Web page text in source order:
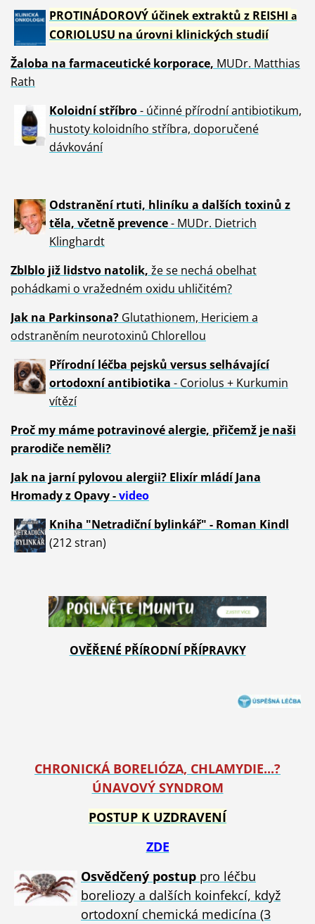
PROTINÁDOROVÝ účinek extraktů z REISHI a
CORIOLUSU na úrovni klinických studií
Žaloba na farmaceutické korporace, MUDr. Matthias
Rath
Koloidní stříbro- účinné přírodní antibiotikum,
hustoty koloidního stříbra, doporučené
dávkování
Odstranění rtuti, hliníku a dalších toxinů z
těla, včetně prevence- MUDr. Dietrich
Klinghardt
Zblblo již lidstvo natolik, že se nechá obelhat
pohádkami o vražedném oxidu uhličitém?
Jak na Parkinsona?Glutathionem, Hericiem a
odstraněním neurotoxinů Chlorellou
Přírodní léčba pejsků versus selhávající
ortodoxní antibiotika - Coriolus + Kurkumin
vítězí
Proč my máme potravinové alergie, přičemž je naši
prarodiče neměli?
Jak na jarní pylovou alergii? Elixír mládí Jana
Hromady z Opavy -video
Kniha "Netradiční bylinkář" - Roman Kindl
(212 stran)
OVĚŘENÉ PŘÍRODNÍ PŘÍPRAVKY
CHRONICKÁ BORELIÓZA, CHLAMYDIE...?
ÚNAVOVÝ SYNDROM
POSTUP K UZDRAVENÍ
ZDE
Osvědčený postuppro léčbu
boreliozy a dalších koinfekcí, když
ortodoxní chemická medicína (3